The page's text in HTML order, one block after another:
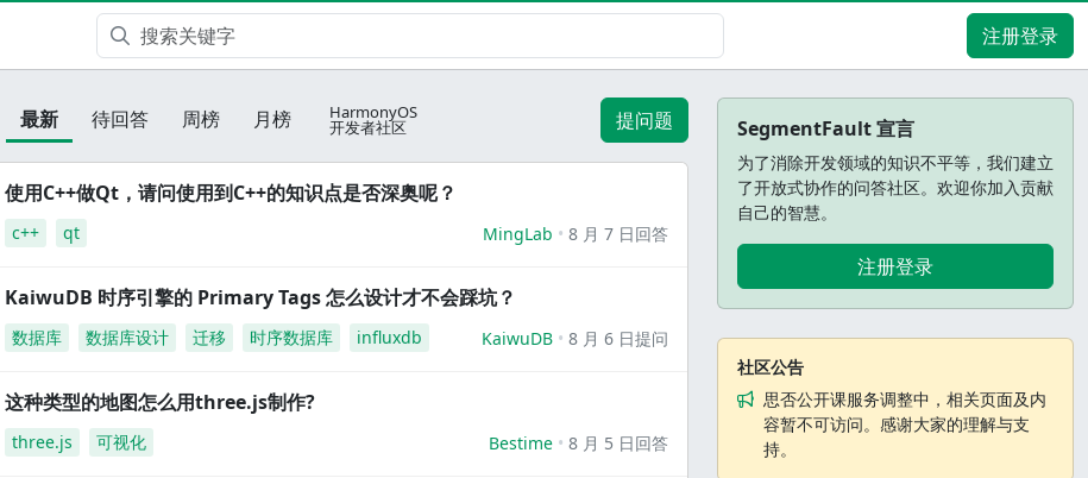
注册登录
最新 待回答 周榜 月榜 HarmonyOS
开发者社区 提问题
使用C++做Qt，请问使用到C++的知识点是否深奥呢？
c++ qt MingLab 8 月 7 日回答
KaiwuDB 时序引擎的 Primary Tags 怎么设计才不会踩坑？
数据库 数据库设计 迁移 时序数据库 influxdb KaiwuDB 8 月 6 日提问
这种类型的地图怎么用three.js制作?
three.js 可视化 Bestime 8 月 5 日回答
SegmentFault 宣言
为了消除开发领域的知识不平等，我们建立
了开放式协作的问答社区。欢迎你加入贡献
自己的智慧。
注册登录
社区公告
思否公开课服务调整中，相关页面及内
容暂不可访问。感谢大家的理解与支
持。